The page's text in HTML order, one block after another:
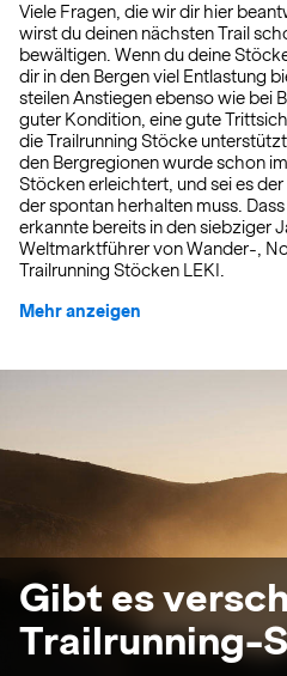
Viele Fragen, die wir dir hier
wirst du deinen nächsten Trail
bewältigen. Wenn du deine
dir in den Bergen viel Entlastung
steilen Anstiegen ebenso wie bei
guter Kondition, eine gute
die Trailrunning Stöcke
den Bergregionen wurde schon
Stöcken erleichtert, und sei es
der spontan herhalten muss.
erkannte bereits in den siebziger
Weltmarktführer von Wander-,
Trailrunning Stöcken LEKI.
Mehr anzeigen
Gibt es
Trailrunning-